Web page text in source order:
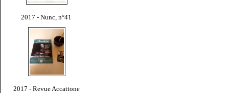
2017 - Nunc, n°41
2017 - Revue Accattone